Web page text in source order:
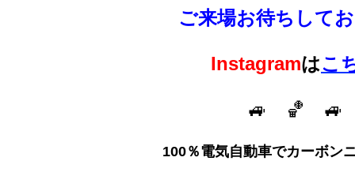
ご来場お待ちして
Instagramはこ
🚙 🏀 🚙
100％電気自動車でカーボン